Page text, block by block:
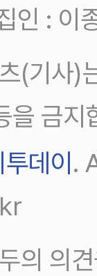
인 : 이
(기사)
을 금지
투데이.
의 의